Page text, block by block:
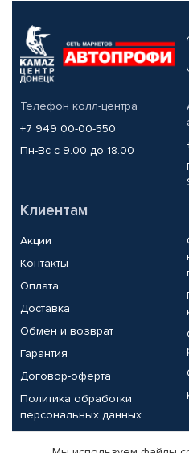
Телефон колл-центра
+7 949 00-00-550
Пн-Вс с 9.00 до 18.00
Клиентам
Акции
Контакты
Оплата
Доставка
Обмен и возврат
Гарантия
Договор-оферта
Политика обработки
персональных данных